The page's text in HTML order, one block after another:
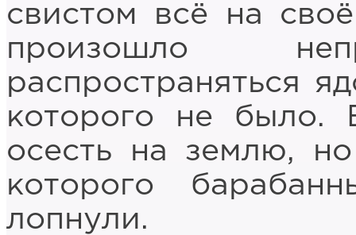
свистом всё на
произошло
распространяться
которого не
осесть на землю,
которого
лопнули.